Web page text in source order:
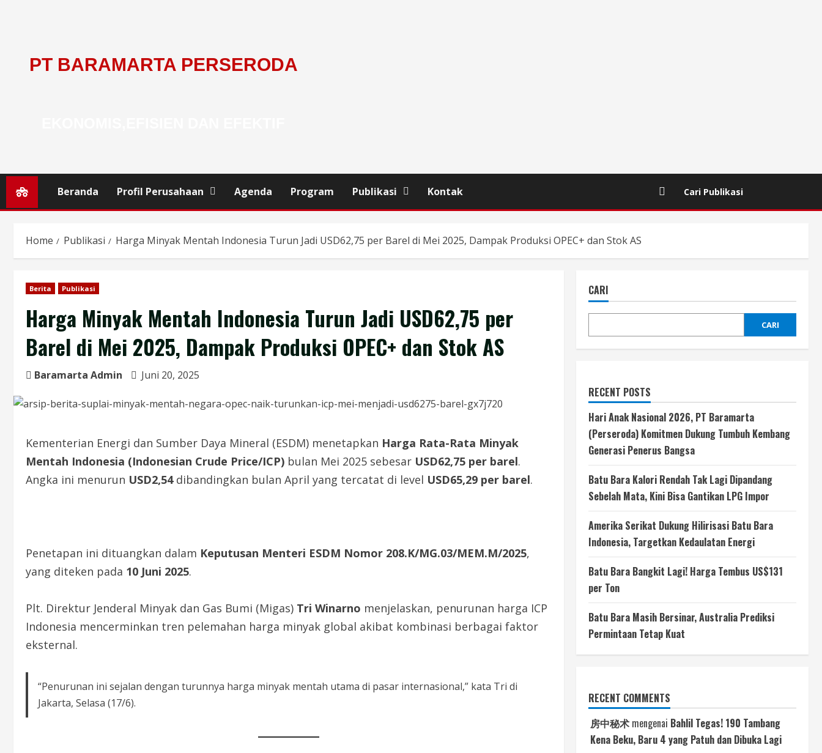
PT BARAMARTA PERSERODA
Beranda Profil Perusahaan Agenda Program Publikasi Kontak Cari Publikasi
Home Publikasi Harga Minyak Mentah Indonesia Turun Jadi USD62,75 per Barel di Mei 2025, Dampak Produksi OPEC+ dan Stok AS
Berita Publikasi
Harga Minyak Mentah Indonesia Turun Jadi USD62,75 per
Barel di Mei 2025, Dampak Produksi OPEC+ dan Stok AS
Baramarta Admin Juni 20, 2025
Kementerian Energi dan Sumber Daya Mineral (ESDM) menetapkan Harga Rata-Rata Minyak
Mentah Indonesia (Indonesian Crude Price/ICP) bulan Mei 2025 sebesar USD62,75 per barel.
Angka ini menurun USD2,54dibandingkan bulan April yang tercatat di level USD65,29 per barel.
Penetapan ini dituangkan dalam Keputusan Menteri ESDM Nomor 208.K/MG.03/MEM.M/2025,
yang diteken pada 10 Juni 2025.
Plt. Direktur Jenderal Minyak dan Gas Bumi (Migas) Tri Winarno menjelaskan, penurunan harga ICP
Indonesia mencerminkan tren pelemahan harga minyak global akibat kombinasi berbagai faktor
eksternal.
“Penurunan ini sejalan dengan turunnya harga minyak mentah utama di pasar internasional,” kata Tri di
Jakarta, Selasa (17/6).
CARI
CARI
RECENT POSTS
Hari Anak Nasional 2026, PT Baramarta
(Perseroda) Komitmen Dukung Tumbuh Kembang
Generasi Penerus Bangsa
Batu Bara Kalori Rendah Tak Lagi Dipandang
Sebelah Mata, Kini Bisa Gantikan LPG Impor
Amerika Serikat Dukung Hilirisasi Batu Bara
Indonesia, Targetkan Kedaulatan Energi
Batu Bara Bangkit Lagi! Harga Tembus US$131
per Ton
Batu Bara Masih Bersinar, Australia Prediksi
Permintaan Tetap Kuat
RECENT COMMENTS
房中秘术 mengenai Bahlil Tegas! 190 Tambang
Kena Beku, Baru 4 yang Patuh dan Dibuka Lagi